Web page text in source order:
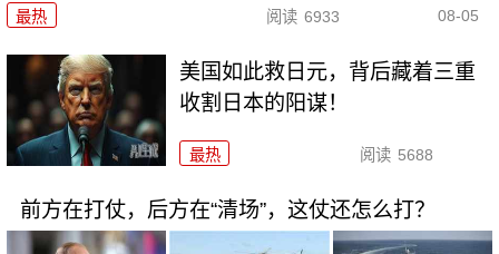
最热 阅读 6933 08-05
美国如此救日元，背后藏着三重
收割日本的阳谋！
最热 阅读 5688
前方在打仗，后方在“清场”，这仗还怎么打？